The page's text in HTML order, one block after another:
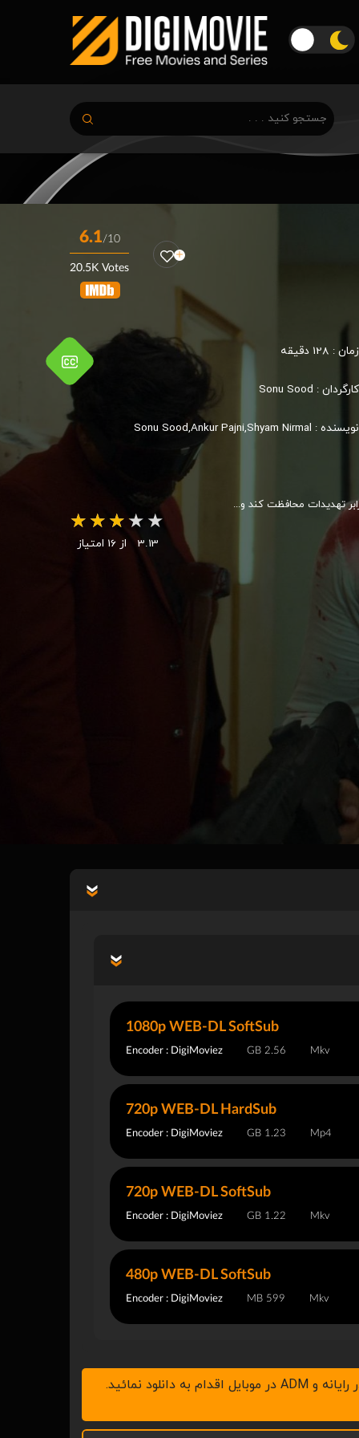
6.1/10
20.5K Votes
زمان : 128 دقیقه
کارگردان : Sonu Sood
نویسنده : Sonu Sood,Ankur Pajni,Shyam Nirmal
تهدیدات محافظت کند و...
3.13 از 16 امتیاز
1080p WEB-DL SoftSub
Encoder : DigiMoviez 2.56 GB Mkv
720p WEB-DL HardSub
Encoder : DigiMoviez 1.23 GB Mp4
720p WEB-DL SoftSub
Encoder : DigiMoviez 1.22 GB Mkv
480p WEB-DL SoftSub
Encoder : DigiMoviez 599 MB Mkv